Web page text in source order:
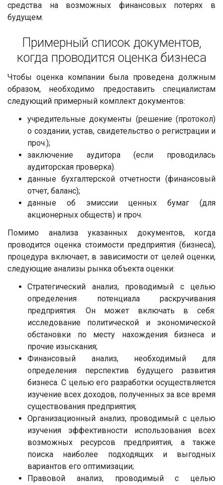
средства на возможных финансовых потерях в
будущем.
Примерный список документов,
когда проводится оценка бизнеса
Чтобы оценка компании была проведена должным
образом, необходимо предоставить специалистам
следующий примерный комплект документов:
учредительные документы (решение (протокол)
о создании, устав, свидетельство о регистрации и
проч.);
заключение аудитора (если проводилась
аудиторская проверка).
данные бухгалтерской отчетности (финансовый
отчет, баланс);
данные об эмиссии ценных бумаг (для
акционерных обществ) и проч.
Помимо анализа указанных документов, когда
проводится оценка стоимости предприятия (бизнеса),
процедура включает, в зависимости от целей оценки,
следующие анализы рынка объекта оценки:
Стратегический анализ, проводимый с целью
определения потенциала раскручивания
предприятия. Он может включать в себя:
исследование политической и экономической
обстановки по месту нахождения бизнеса и
прочие изыскания;
Финансовый анализ, необходимый для
определения перспектив будущего развития
бизнеса. С целью его разработки осуществляется
изучение всех доходов, полученных за все время
существования предприятия;
Организационный анализ, проводимый с целью
изучения эффективности использования всех
возможных ресурсов предприятия, а также
поиска наиболее подходящих и выгодных
вариантов его оптимизации;
Правовой анализ, проводимый с целью